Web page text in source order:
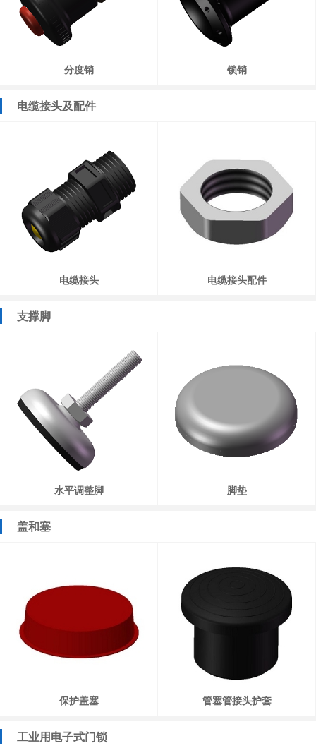
分度销 锁销
电缆接头及配件
电缆接头 电缆接头配件
支撑脚
水平调整脚 脚垫
盖和塞
保护盖塞 管塞管接头护套
工业用电子式门锁